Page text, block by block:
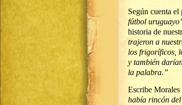
Según cuenta
fútbol
historia de
trajeron a
los frigoríficos,
y también
la palabra.”
Escribe Morales
había rincón